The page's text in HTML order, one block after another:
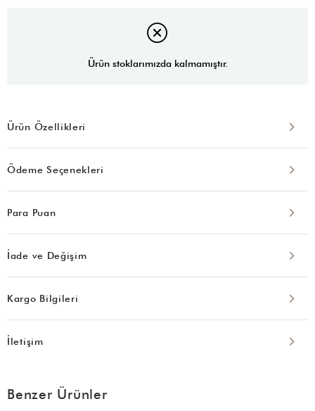
Ürün stoklarımızda kalmamıştır.
Ürün Özellikleri
Ödeme Seçenekleri
Para Puan
İade ve Değişim
Kargo Bilgileri
İletişim
Benzer Ürünler